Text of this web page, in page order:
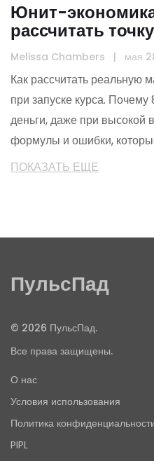
Юнит-экономика
рассчитать
реальную маржу
Melissa Chambers | мая
Как рассчитать реальную
при запуске курса. Почему
деньги, даже при высокой
формулы и ошибки,
ПОКАЗАТЬ ЕЩЕ
ПульсПад
© 2026 ПульсПад.
Все права защищены.
О нас
Условия использования
Политика
PIPL